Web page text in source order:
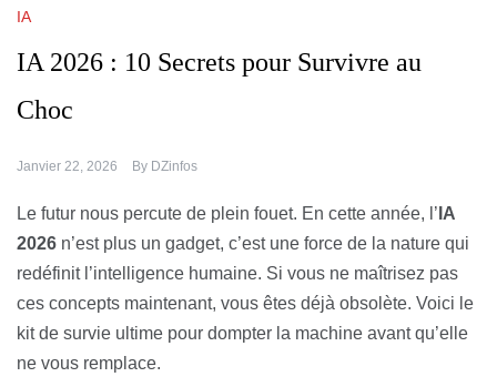
IA
IA 2026 : 10 Secrets pour Survivre au
Choc
Janvier 22, 2026 By DZinfos
Le futur nous percute de plein fouet. En cette année, l’ IA
2026 n’est plus un gadget, c’est une force de la nature qui
redéfinit l’intelligence humaine. Si vous ne maîtrisez pas
ces concepts maintenant, vous êtes déjà obsolète. Voici le
kit de survie ultime pour dompter la machine avant qu’elle
ne vous remplace.